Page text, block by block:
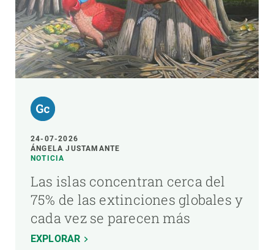
24-07-2026
ÁNGELA JUSTAMANTE
NOTICIA
Las islas concentran cerca del
75% de las extinciones globales y
cada vez se parecen más
EXPLORAR